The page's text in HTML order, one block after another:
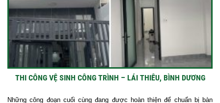
THI CÔNG VỆ SINH CÔNG TRÌNH – LÁI THIÊU, BÌNH DƯƠNG
Những công đoạn cuối cùng đang được hoàn thiện để chuẩn bị bàn